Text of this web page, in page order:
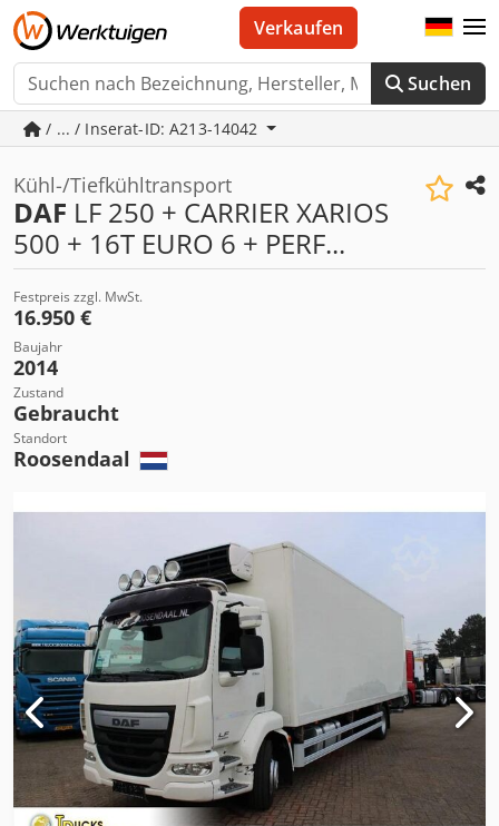
Suchen
Verkaufen
/ ... / Inserat-ID: A213-14042
Kühl-/Tiefkühltransport
DAF LF 250 + CARRIER XARIOS
500 + 16T EURO 6 + PERF...
Festpreis zzgl. MwSt.
16.950 €
Baujahr
2014
Zustand
Gebraucht
Standort
Roosendaal